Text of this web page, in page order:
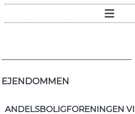
EJENDOMMEN
ANDELSBOLIGFORENINGEN